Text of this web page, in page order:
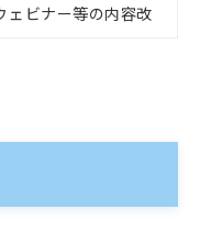
ェビナー等の内容改
提供する他のサー
上記に記載してい